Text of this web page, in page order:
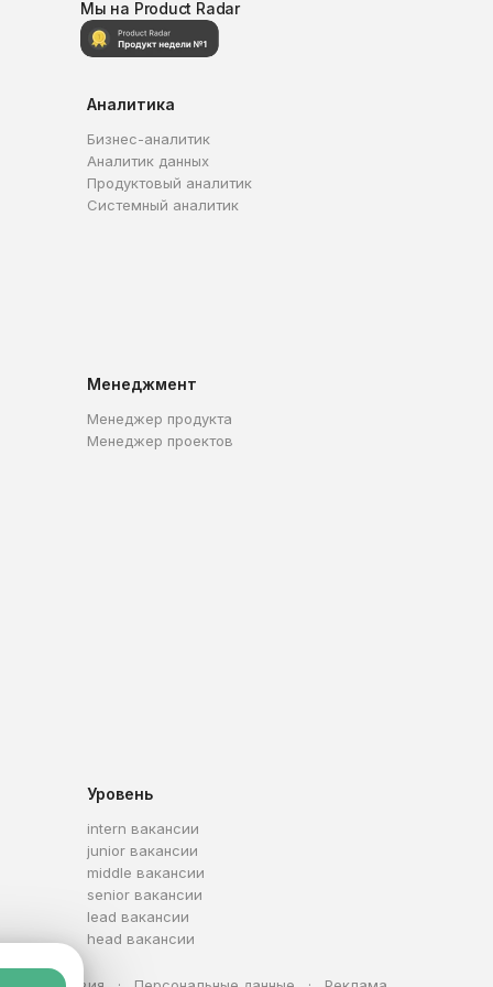
Мы на Product Radar
Аналитика
Бизнес-аналитик
Аналитик данных
Продуктовый аналитик
Системный аналитик
Менеджмент
Менеджер продукта
Менеджер проектов
Уровень
intern вакансии
junior вакансии
middle вакансии
senior вакансии
lead вакансии
head вакансии